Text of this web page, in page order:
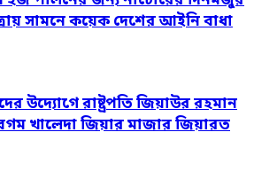
সামনে কয়েক দেশের আইনি বাধা
উদ্যোগে রাষ্ট্রপতি জিয়াউর রহমান
খালেদা জিয়ার মাজার জিয়ারত